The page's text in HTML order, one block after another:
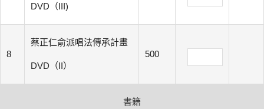
DVD（III)
8
蔡正仁俞派唱法傳承計畫
DVD（II）
500
書籍